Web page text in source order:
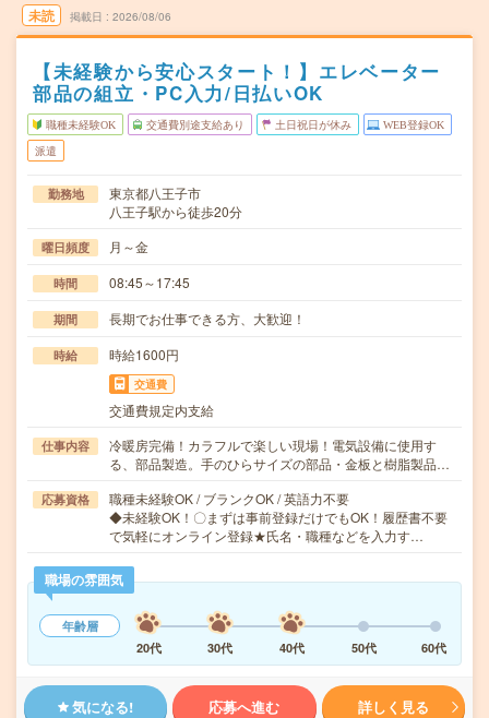
未読 掲載日 2026/08/06
【未経験から安心スタート！】エレベーター
部品の組立・PC入力/日払いOK
職種未経験OK 交通費別途支給あり 土日祝日が休み WEB登録OK
派遣
勤務地
東京都八王子市
八王子駅から徒歩20分
曜日頻度 月～金
時間 08:45～17:45
期間 長期でお仕事できる方、大歓迎！
時給 時給1600円
交通費
交通費規定内支給
仕事内容
冷暖房完備！カラフルで楽しい現場！電気設備に使用す
る、部品製造。手のひらサイズの部品・金板と樹脂製品…
応募資格
職種未経験OK / ブランクOK / 英語力不要
◆未経験OK！〇まずは事前登録だけでもOK！履歴書不要
で気軽にオンライン登録★氏名・職種などを入力す…
職場の雰囲気
年齢層
20代
30代 40代 50代 60代
気になる! 応募へ進む 詳しく見る